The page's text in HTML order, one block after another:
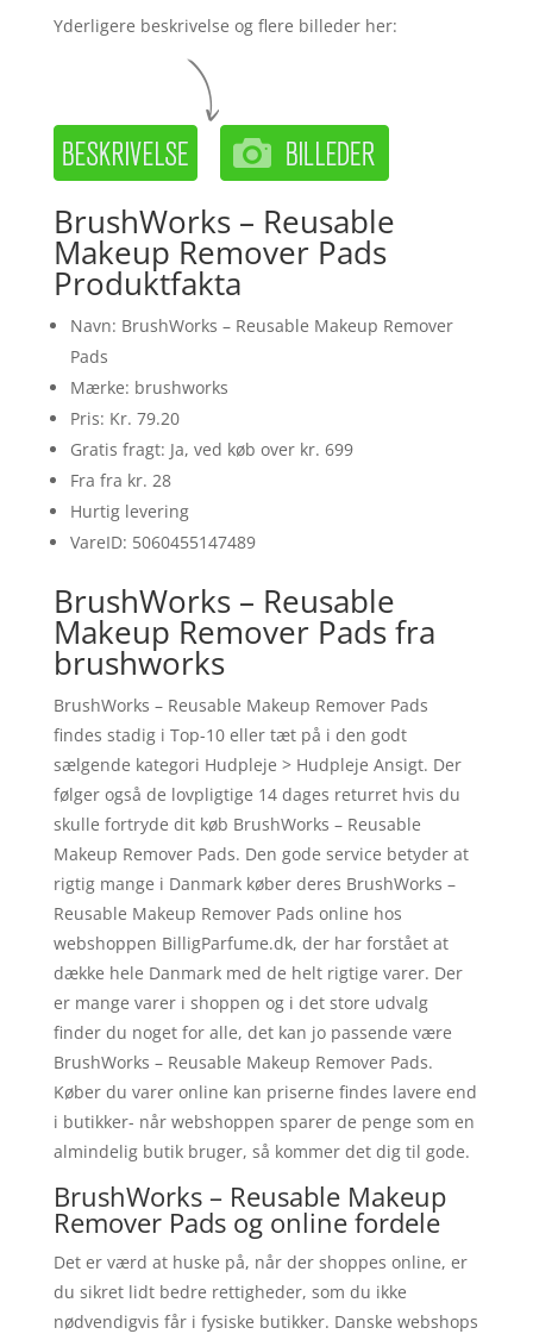
Yderligere beskrivelse og flere billeder her:
BrushWorks – Reusable
Makeup Remover Pads
Produktfakta
Navn: BrushWorks – Reusable Makeup Remover
Pads
Mærke: brushworks
Pris: Kr. 79.20
Gratis fragt: Ja, ved køb over kr. 699
Fra fra kr. 28
Hurtig levering
VareID: 5060455147489
BrushWorks – Reusable
Makeup Remover Pads fra
brushworks
BrushWorks – Reusable Makeup Remover Pads
findes stadig i Top-10 eller tæt på i den godt
sælgende kategori Hudpleje > Hudpleje Ansigt. Der
følger også de lovpligtige 14 dages returret hvis du
skulle fortryde dit køb BrushWorks – Reusable
Makeup Remover Pads. Den gode service betyder at
rigtig mange i Danmark køber deres BrushWorks –
Reusable Makeup Remover Pads online hos
webshoppen BilligParfume.dk, der har forstået at
dække hele Danmark med de helt rigtige varer. Der
er mange varer i shoppen og i det store udvalg
finder du noget for alle, det kan jo passende være
BrushWorks – Reusable Makeup Remover Pads.
Køber du varer online kan priserne findes lavere end
i butikker- når webshoppen sparer de penge som en
almindelig butik bruger, så kommer det dig til gode.
BrushWorks – Reusable Makeup
Remover Pads og online fordele
Det er værd at huske på, når der shoppes online, er
du sikret lidt bedre rettigheder, som du ikke
nødvendigvis får i fysiske butikker. Danske webshops